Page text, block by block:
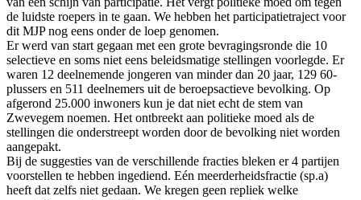
de luidste roepers in te gaan. We hebben het participatietraject voor
dit MJP nog eens onder de loep genomen.
Er werd van start gegaan met een grote bevragingsronde die 10
selectieve en soms niet eens beleidsmatige stellingen voorlegde. Er
waren 12 deelnemende jongeren van minder dan 20 jaar, 129 60-
plussers en 511 deelnemers uit de beroepsactieve bevolking. Op
afgerond 25.000 inwoners kun je dat niet echt de stem van
Zwevegem noemen. Het ontbreekt aan politieke moed als de
stellingen die onderstreept worden door de bevolking niet worden
aangepakt.
Bij de suggesties van de verschillende fracties bleken er 4 partijen
voorstellen te hebben ingediend. Eén meerderheidsfractie (sp.a)
heeft dat zelfs niet gedaan. We kregen geen repliek welke